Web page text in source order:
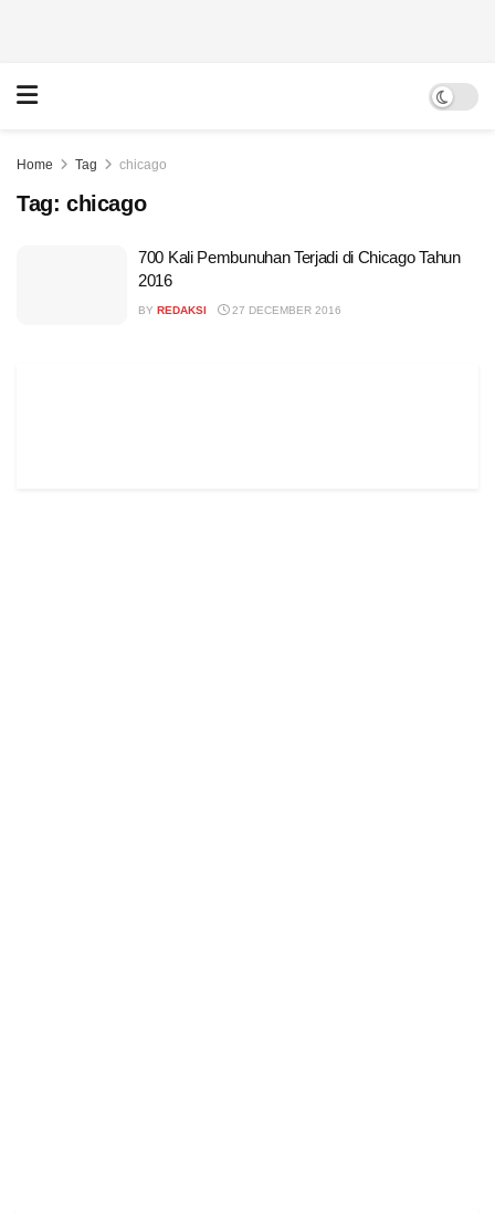
Home Tag chicago
Tag: chicago
700 Kali Pembunuhan Terjadi di Chicago Tahun
2016
BY REDAKSI 27 DECEMBER 2016